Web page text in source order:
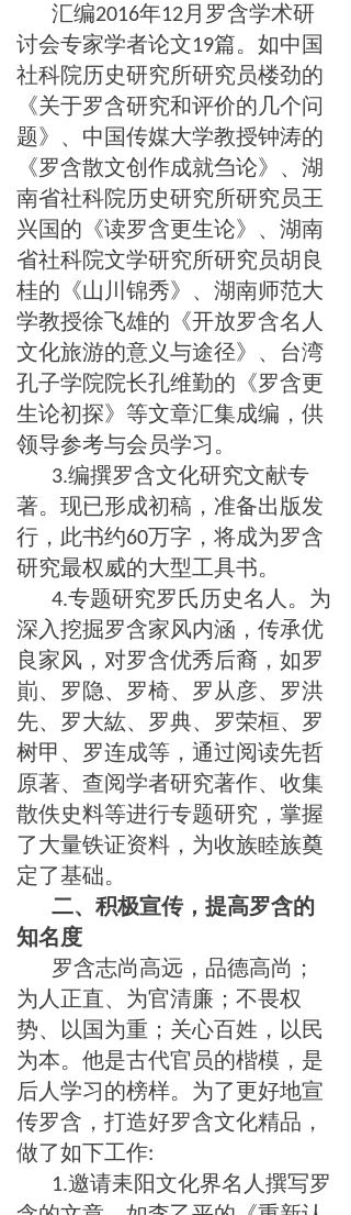
汇编2016年12 月罗含学术研
讨会专家学者论文19篇。如中国
社科院历史研究所研究员楼劲的
《关于罗含研究和评价的几个问
题》、中国传媒大学教授钟涛的
《罗含散文创作成就刍论》、湖
南省社科院历史研究所研究员王
兴国的《读罗含更生论》、湖南
省社科院文学研究所研究员胡良
桂的《山川锦秀》、湖南师范大
学教授徐飞雄的《开放罗含名人
文化旅游的意义与途径》、台湾
孔子学院院长孔维勤的《罗含更
生论初探》等文章汇集成编，供
领导参考与会员学习。
3.编撰罗含文化研究文献专
著。现已形成初稿，准备出版发
行，此书约60万字，将成为罗含
研究最权威的大型工具书。
4.专题研究罗氏历史名人。为
深入挖掘罗含家风内涵，传承优
良家风，对罗含优秀后裔，如罗
崱、罗隐、罗椅、罗从彦、罗洪
先、罗大紘、罗典、罗荣桓、罗
树甲、罗连成等，通过阅读先哲
原著、查阅学者研究著作、收集
散佚史料等进行专题研究，掌握
了大量铁证资料，为收族睦族奠
定了基础。
二、积极宣传，提高罗含的
知名度
罗含志尚高远，品德高尚；
为人正直、为官清廉；不畏权
势、以国为重；关心百姓，以民
为本。他是古代官员的楷模，是
后人学习的榜样。为了更好地宣
传罗含，打造好罗含文化精品，
做了如下工作:
1.邀请耒阳文化界名人撰写罗